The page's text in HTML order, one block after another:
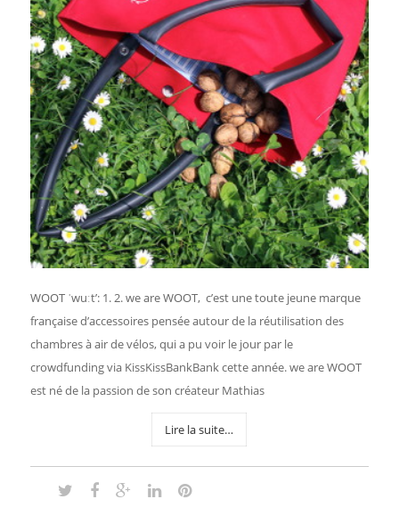
WOOT ˈwuːt’: 1. 2. we are WOOT, c’est une toute jeune marque
française d’accessoires pensée autour de la réutilisation des
chambres à air de vélos, qui a pu voir le jour par le
crowdfunding via KissKissBankBank cette année. we are WOOT
est né de la passion de son créateur Mathias
Lire la suite…